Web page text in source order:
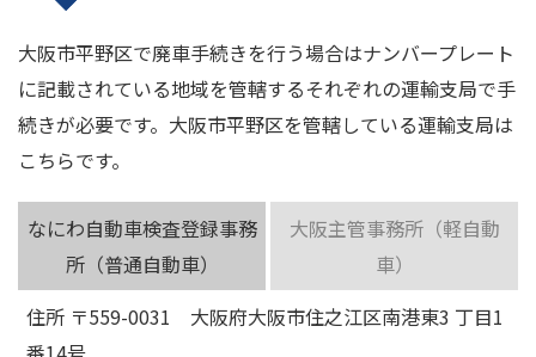
大阪市平野区で廃車手続きを行う場合はナンバープレート
に記載されている地域を管轄するそれぞれの運輸支局で手
続きが必要です。大阪市平野区を管轄している運輸支局は
こちらです。
なにわ自動車検査登録事務
所（普通自動車）
大阪主管事務所（軽自動
車）
住所 〒559-0031 大阪府大阪市住之江区南港東3 丁目1